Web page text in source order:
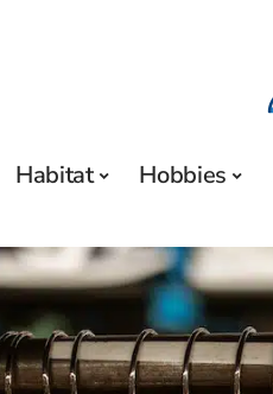
Habitat Hobbies